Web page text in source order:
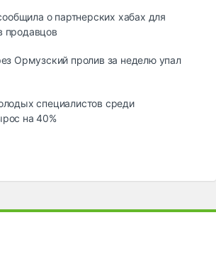
о партнерских хабах для
продавцов
Ормузский пролив за неделю упал
специалистов среди
на 40%